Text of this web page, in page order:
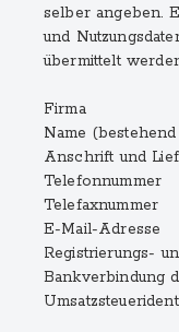
selber angeben.
und
übermittelt
Firma
Name
Anschrift und
Telefonnummer
Telefaxnummer
E-Mail-Adresse
Registrierungs-
Bankverbindung